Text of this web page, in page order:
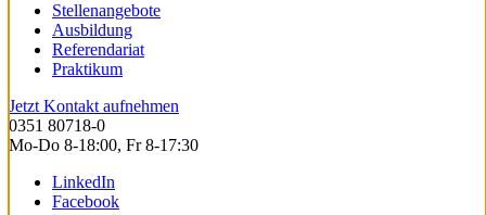
Stellenangebote
Ausbildung
Referendariat
Praktikum
Jetzt Kontakt aufnehmen
0351 80718-0
Mo-Do 8-18:00, Fr 8-17:30
LinkedIn
Facebook